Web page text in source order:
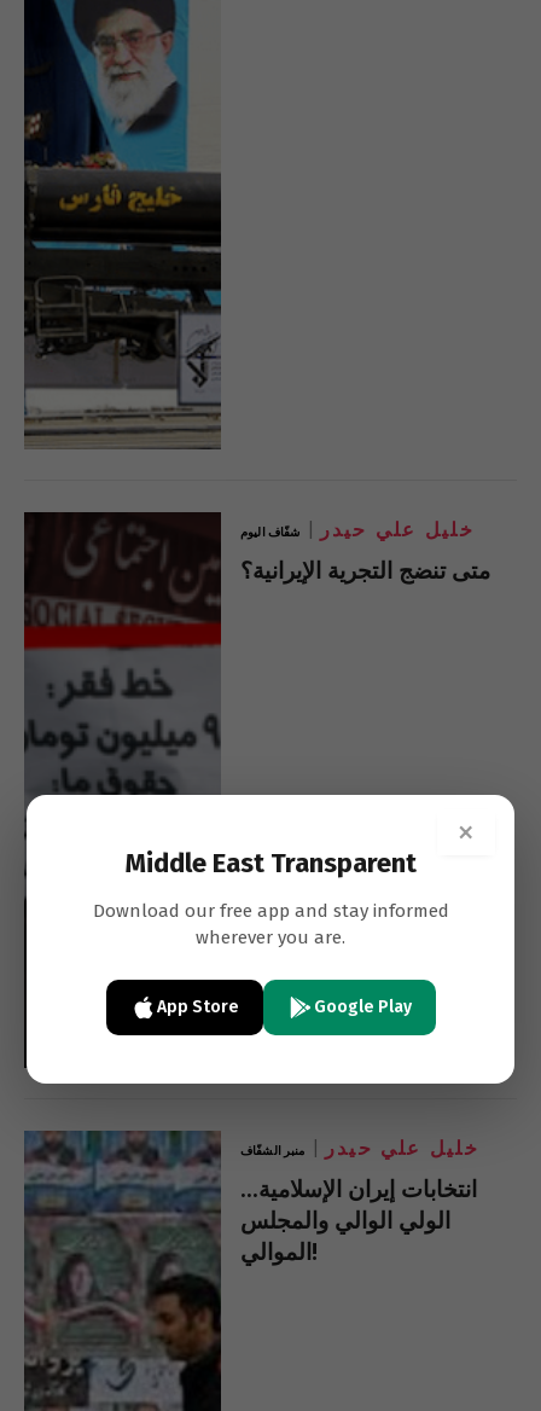
شفّاف اليوم خليل علي حيدر
متى تنضج التجرية الإيرانية؟
منبر الشفّاف خليل علي حيدر
انتخابات إيران الإسلامية…
الولي الوالي والمجلس
الموالي!
×
Middle East Transparent
Download our free app and stay informed
wherever you are.
App Store Google Play